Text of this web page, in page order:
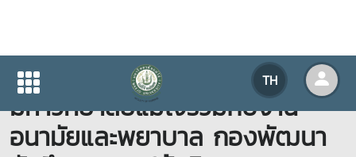
TH
คณะพยาบาลศาสตร์
มหาวิทยาลัยแม่โจ้ร่วมกับงาน
อนามัยและพยาบาล กองพัฒนา